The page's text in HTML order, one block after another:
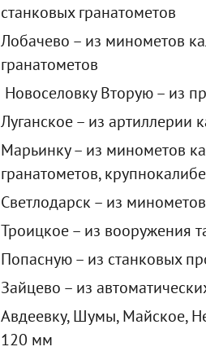
станковых гранатометов
Лобачево – из минометов
гранатометов
Новоселовку Вторую – из
Луганское – из
Марьинку – из минометов
гранатометов,
Светлодарск – из
Троицкое – из вооружения
Попасную – из станковых
Зайцево – из
Авдеевку, Шумы, Майское,
120 мм